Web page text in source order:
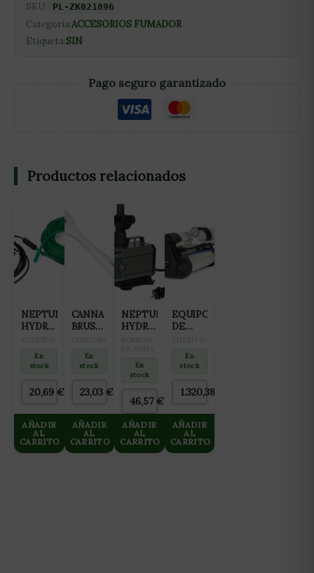
SKU: PL-ZK021896
Categoría:ACCESORIOS FUMADOR
Etiqueta:SIN
Pago seguro garantizado
Productos relacionados
NEPTUNE
HYDROPONICS
CALOR
60W
En
stock
20,69 €
AÑADIR
AL
CARRITO
CANNA
BRUSH
CORTE
En
stock
23,03 €
AÑADIR
AL
CARRITO
NEPTUNE
HYDROPONICS
NH-
3000
En
stock
46,57€
AÑADIR
AL
CARRITO
EQUIPO
DE
INVERSA
GROWMAX
L/DIA
HASTA
En
stock
1.320,38
AÑADIR
AL
CARRITO